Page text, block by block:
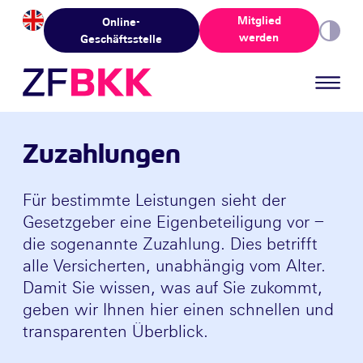
Skip to the contentOnline-
Geschäftsstelle
Mitglied
werden
Zuzahlungen
Für bestimmte Leistungen sieht der
Gesetzgeber eine Eigenbeteiligung vor –
die sogenannte Zuzahlung. Dies betrifft
alle Versicherten, unabhängig vom Alter.
Damit Sie wissen, was auf Sie zukommt,
geben wir Ihnen hier einen schnellen und
transparenten Überblick.